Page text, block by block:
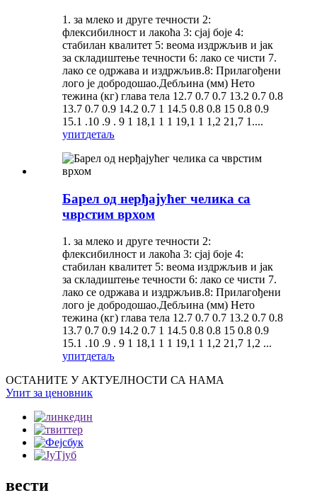
1. за млеко и друге течности 2:
флексибилност и лакоћа 3: сјај боје 4:
стабилан квалитет 5: веома издржљив и јак
за складиштење течности 6: лако се чисти 7.
лако се одржава и издржљив.8: Прилагођени
лого је добродошао.Дебљина (мм) Нето
тежина (кг) глава тела 12.7 0.7 0.7 13.2 0.7 0.8
13.7 0.7 0.9 14.2 0.7 1 14.5 0.8 0.8 15 0.8 0.9
15.1 .10 .9 . 9 1 18,1 1 1 19,1 1 1,2 21,7 1....
упитдетаљ
Барел од нерђајућег челика са
чврстим врхом
1. за млеко и друге течности 2:
флексибилност и лакоћа 3: сјај боје 4:
стабилан квалитет 5: веома издржљив и јак
за складиштење течности 6: лако се чисти 7.
лако се одржава и издржљив.8: Прилагођени
лого је добродошао.Дебљина (мм) Нето
тежина (кг) глава тела 12.7 0.7 0.7 13.2 0.7 0.8
13.7 0.7 0.9 14.2 0.7 1 14.5 0.8 0.8 15 0.8 0.9
15.1 .10 .9 . 9 1 18,1 1 1 19,1 1 1,2 21,7 1,2 ...
упитдетаљ
ОСТАНИТЕ У АКТУЕЛНОСТИ СА НАМА
Упит за ценовник
вести